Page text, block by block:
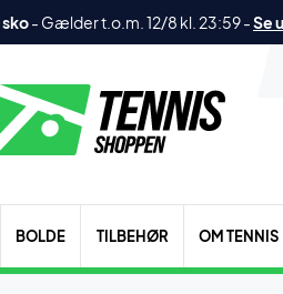
sko- Gælder t.o.m. 12/8 kl. 23:59-Se
BOLDE TILBEHØR OM TENNIS